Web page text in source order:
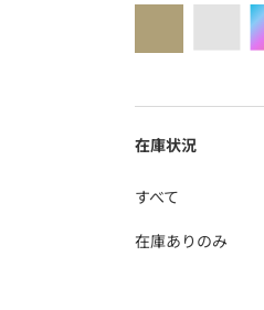
在庫状況
すべて
在庫ありのみ